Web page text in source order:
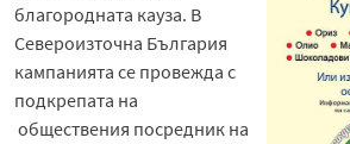
благородната кауза. В
Североизточна България
кампанията се провежда с
подкрепата на
обществения посредник на